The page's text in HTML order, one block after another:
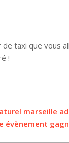
taxi que vous
!
marseille
évènement